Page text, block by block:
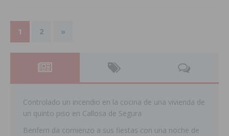
1 2 »
Controlado un incendio en la cocina de una vivienda de
un quinto piso en Callosa de Segura
Benferri da comienzo a sus fiestas con una noche de